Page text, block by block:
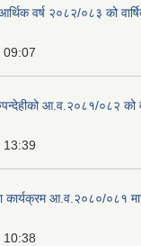
वर्ष २०८२/०८३ को
09:07
आ.व.२०८१/०८२ को
13:39
कार्यक्रम आ.व.२०८०/०८१
10:38